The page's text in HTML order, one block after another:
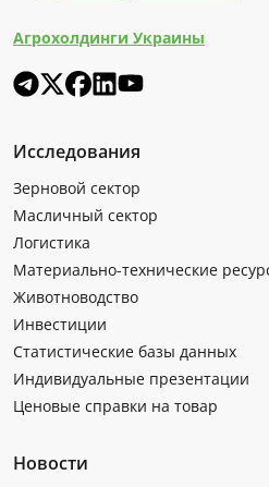
Агрохолдинги Украины
Исследования
Зерновой сектор
Масличный сектор
Логистика
Материально-технические
Животноводство
Инвестиции
Статистические базы данных
Индивидуальные презентации
Ценовые справки на товар
Новости